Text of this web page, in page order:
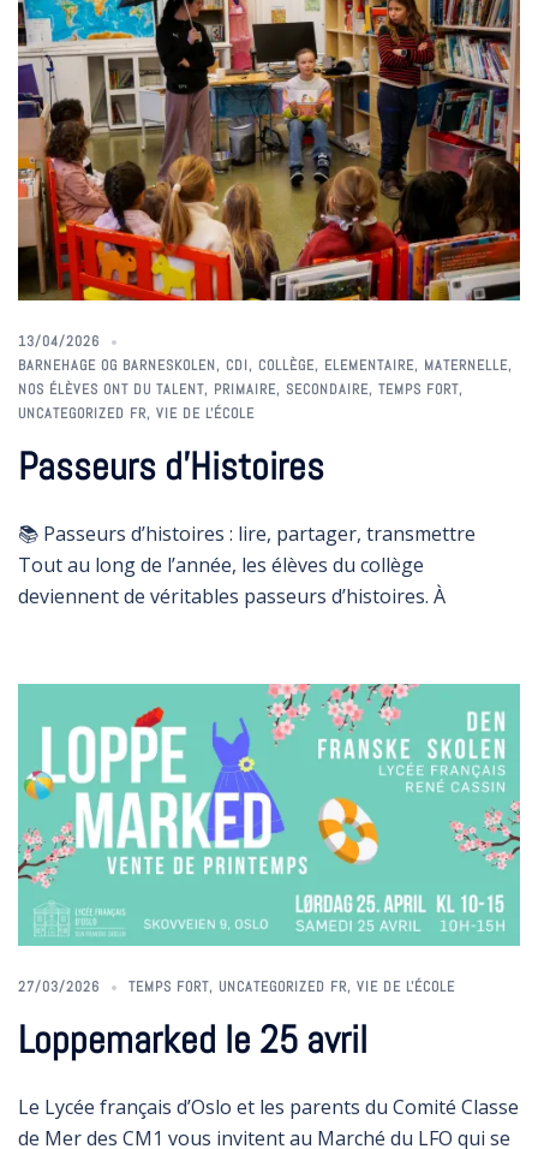
13/04/2026
BARNEHAGE OG BARNESKOLEN, CDI, COLLÈGE, ELEMENTAIRE, MATERNELLE,
NOS ÉLÈVES ONT DU TALENT, PRIMAIRE, SECONDAIRE, TEMPS FORT,
UNCATEGORIZED FR, VIE DE L'ÉCOLE
Passeurs d’Histoires
📚 Passeurs d’histoires : lire, partager, transmettre
Tout au long de l’année, les élèves du collège
deviennent de véritables passeurs d’histoires. À
27/03/2026 TEMPS FORT, UNCATEGORIZED FR, VIE DE L'ÉCOLE
Loppemarked le 25 avril
Le Lycée français d’Oslo et les parents du Comité Classe
de Mer des CM1 vous invitent au Marché du LFO qui se